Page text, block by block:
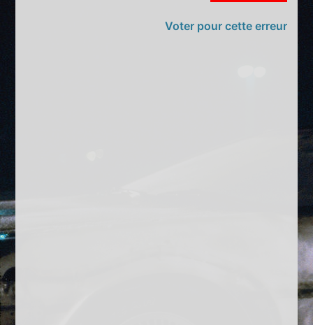
Voter pour cette erreur